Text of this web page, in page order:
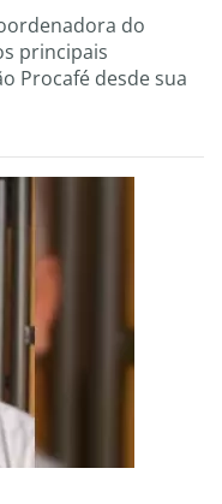
do
principais
Procafé desde sua